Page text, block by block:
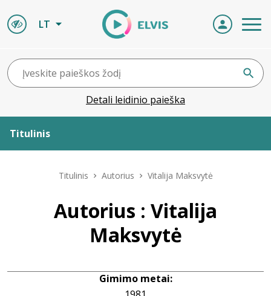
LT
Detali leidinio paieška
Titulinis
Naujienos
Titulinis Autorius Vitalija Maksvytė
Autorius : Vitalija
Maksvytė
Gimimo metai: